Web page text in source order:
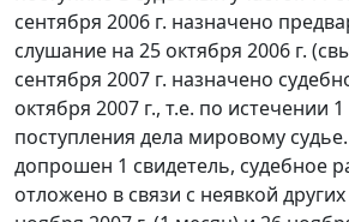
сентября 2006 г. назначено
слушание на 25 октября 2006 г.
сентября 2007 г. назначено
октября 2007 г., т.е. по истечении
поступления дела мировому
допрошен 1 свидетель, судебное
отложено в связи с неявкой